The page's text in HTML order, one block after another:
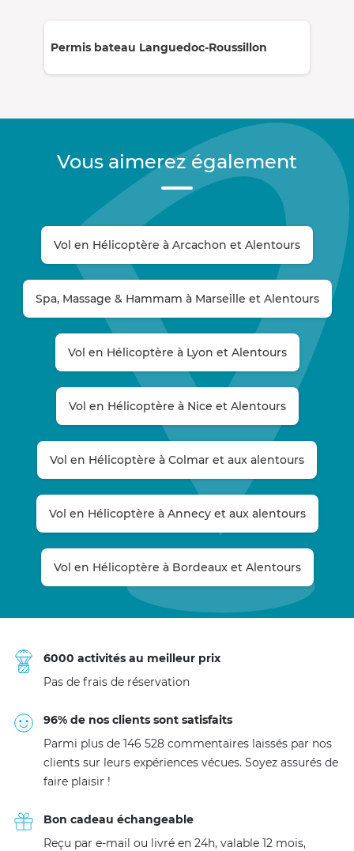
Permis bateau Languedoc-Roussillon
Vous aimerez également
Vol en Hélicoptère à Arcachon et Alentours
Spa, Massage & Hammam à Marseille et Alentours
Vol en Hélicoptère à Lyon et Alentours
Vol en Hélicoptère à Nice et Alentours
Vol en Hélicoptère à Colmar et aux alentours
Vol en Hélicoptère à Annecy et aux alentours
Vol en Hélicoptère à Bordeaux et Alentours
6000 activités au meilleur prix
Pas de frais de réservation
96% de nos clients sont satisfaits
Parmi plus de 146 528 commentaires laissés par nos
clients sur leurs expériences vécues. Soyez assurés de
faire plaisir !
Bon cadeau échangeable
Reçu par e-mail ou livré en 24h, valable 12 mois,